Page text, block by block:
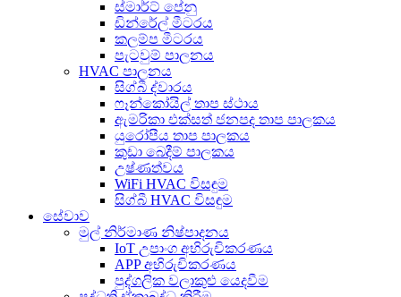
ස්මාර්ට් පේනු
ඩින්රේල් මීටරය
කලම්ප මීටරය
පැටවුම් පාලනය
HVAC පාලනය
සිග්බී ද්වාරය
ෆෑන්කෝයිල් තාප ස්ථාය
ඇමරිකා එක්සත් ජනපද තාප පාලකය
යුරෝපීය තාප පාලකය
කුඩා බෙදීම් පාලකය
උෂ්ණත්වය
WiFi HVAC විසඳුම
සිග්බී HVAC විසඳුම
සේවාව
මුල් නිර්මාණ නිෂ්පාදනය
IoT උපාංග අභිරුචිකරණය
APP අභිරුචිකරණය
පුද්ගලික වලාකුළු යෙදවීම